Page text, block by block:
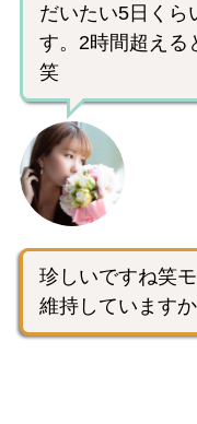
だいたい5日くら
す。2時間超える
笑
珍しいですね笑
維持していますか